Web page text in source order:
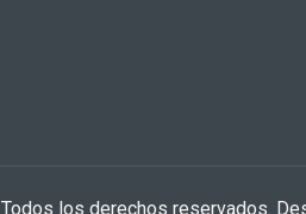
Todos los derechos reservados.